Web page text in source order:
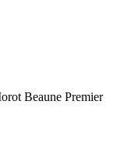
Beaune Premier